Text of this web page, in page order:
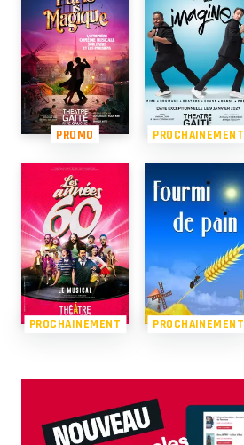
PROMO PROCHAINEMENT
PROCHAINEMENT PROCHAINEMENT